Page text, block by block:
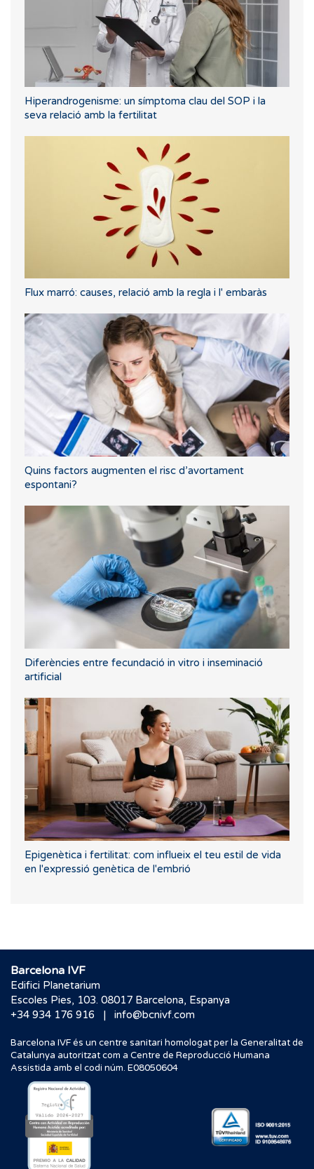
Hiperandrogenisme: un símptoma clau del SOP i la
seva relació amb la fertilitat
Flux marró: causes, relació amb la regla i l' embaràs
Quins factors augmenten el risc d’avortament
espontani?
Diferències entre fecundació in vitro i inseminació
artificial
Epigenètica i fertilitat: com influeix el teu estil de vida
en l'expressió genètica de l'embrió
Barcelona IVF
Edifici Planetarium
Escoles Pies, 103. 08017 Barcelona, Espanya
+34 934 176 916
| info@bcnivf.com
Barcelona IVF és un centre sanitari homologat per la Generalitat de
Catalunya autoritzat com a Centre de Reproducció Humana
Assistida amb el codi núm. E08050604